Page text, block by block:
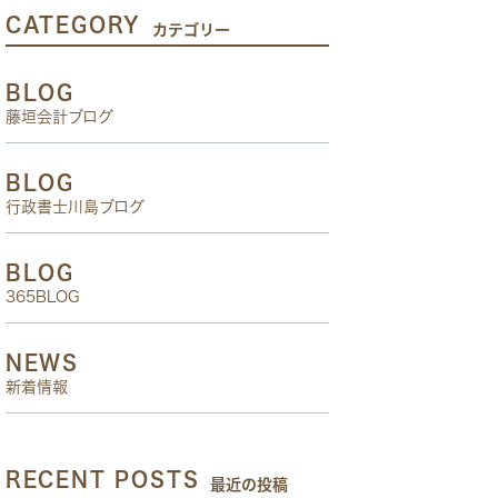
CATEGORY カテゴリー
BLOG
藤垣会計ブログ
BLOG
行政書士川島ブログ
BLOG
365BLOG
NEWS
新着情報
RECENT POSTS 最近の投稿